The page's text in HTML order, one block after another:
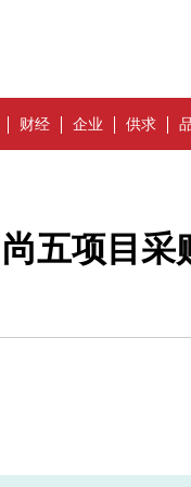
财经 企业 供求
五项目采